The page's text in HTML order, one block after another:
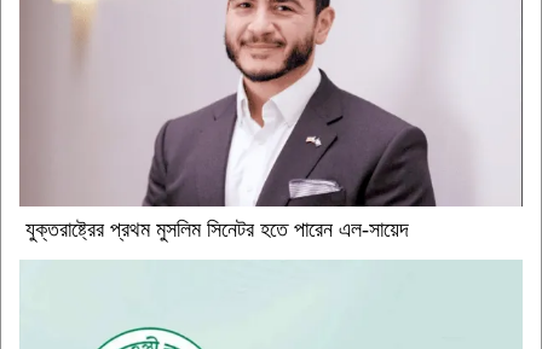
যুক্তরাষ্ট্রের প্রথম মুসলিম সিনেটর হতে পারেন এল-সায়েদ